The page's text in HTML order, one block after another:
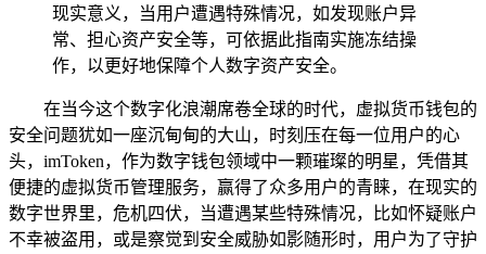
现实意义，当用户遭遇特殊情况，如发现账户异
常、担心资产安全等，可依据此指南实施冻结操
作，以更好地保障个人数字资产安全。
在当今这个数字化浪潮席卷全球的时代，虚拟货币钱包的
安全问题犹如一座沉甸甸的大山，时刻压在每一位用户的心
头，imToken，作为数字钱包领域中一颗璀璨的明星，凭借其
便捷的虚拟货币管理服务，赢得了众多用户的青睐，在现实的
数字世界里，危机四伏，当遭遇某些特殊情况，比如怀疑账户
不幸被盗用，或是察觉到安全威胁如影随形时，用户为了守护